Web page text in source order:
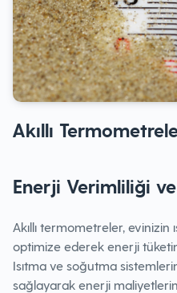
Akıllı
Enerji Verimliliği
Akıllı termometreler, evinizin
optimize ederek enerji
Isıtma ve soğutma
sağlayarak enerji